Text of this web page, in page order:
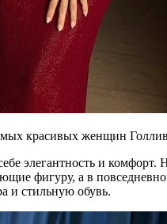
красивых женщин
элегантность и
фигуру, а в
и стильную обувь.